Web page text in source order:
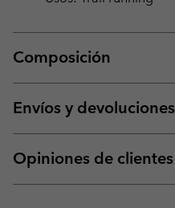
Composición
Envíos y devoluciones
Opiniones de clientes